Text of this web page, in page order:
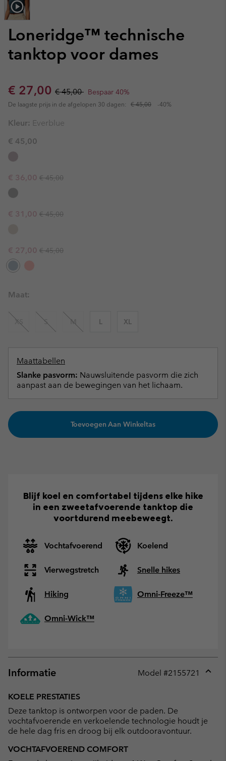
Loneridge™ technische
tanktop voor dames
Sale price:
€ 27,00 Regular price:
€ 45,00 Bespaar 40%
De laagste prijs in de afgelopen 30 dagen: € 45,00 -40%
Kleur: Everblue
€ 45,00
Sale price:
€ 36,00 Regular price:
€ 45,00
Sale price:
€ 31,00 Regular price:
€ 45,00
Sale price:
€ 27,00 Regular price:
€ 45,00
Maat:
XS S M L XL
Maattabellen
Slanke pasvorm: Nauwsluitende pasvorm die zich
aanpast aan de bewegingen van het lichaam.
Toevoegen Aan Winkeltas
Blijf koel en comfortabel tijdens elke hike
in een zweetafvoerende tanktop die
voortdurend meebeweegt.
Vochtafvoerend Koelend
Vierwegstretch Snelle hikes
Hiking Omni-Freeze™
Omni-Wick™
Informatie Model #2155721
KOELE PRESTATIES
Deze tanktop is ontworpen voor de paden. De
vochtafvoerende en verkoelende technologie houdt je
de hele dag fris en droog bij elk outdooravontuur.
VOCHTAFVOEREND COMFORT